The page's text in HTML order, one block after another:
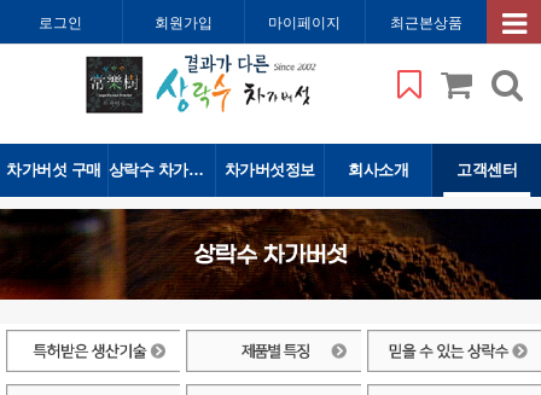
로그인 회원가입 마이페이지 최근본상품
차가버섯 구매 상락수 차가버섯 차가버섯정보 회사소개 고객센터